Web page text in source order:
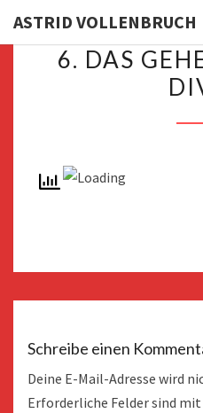
ASTRID VOLLENBRUCH
6. DAS
Schreibe einen
Deine E-Mail-Adresse wird
Erforderliche Felder sind mit